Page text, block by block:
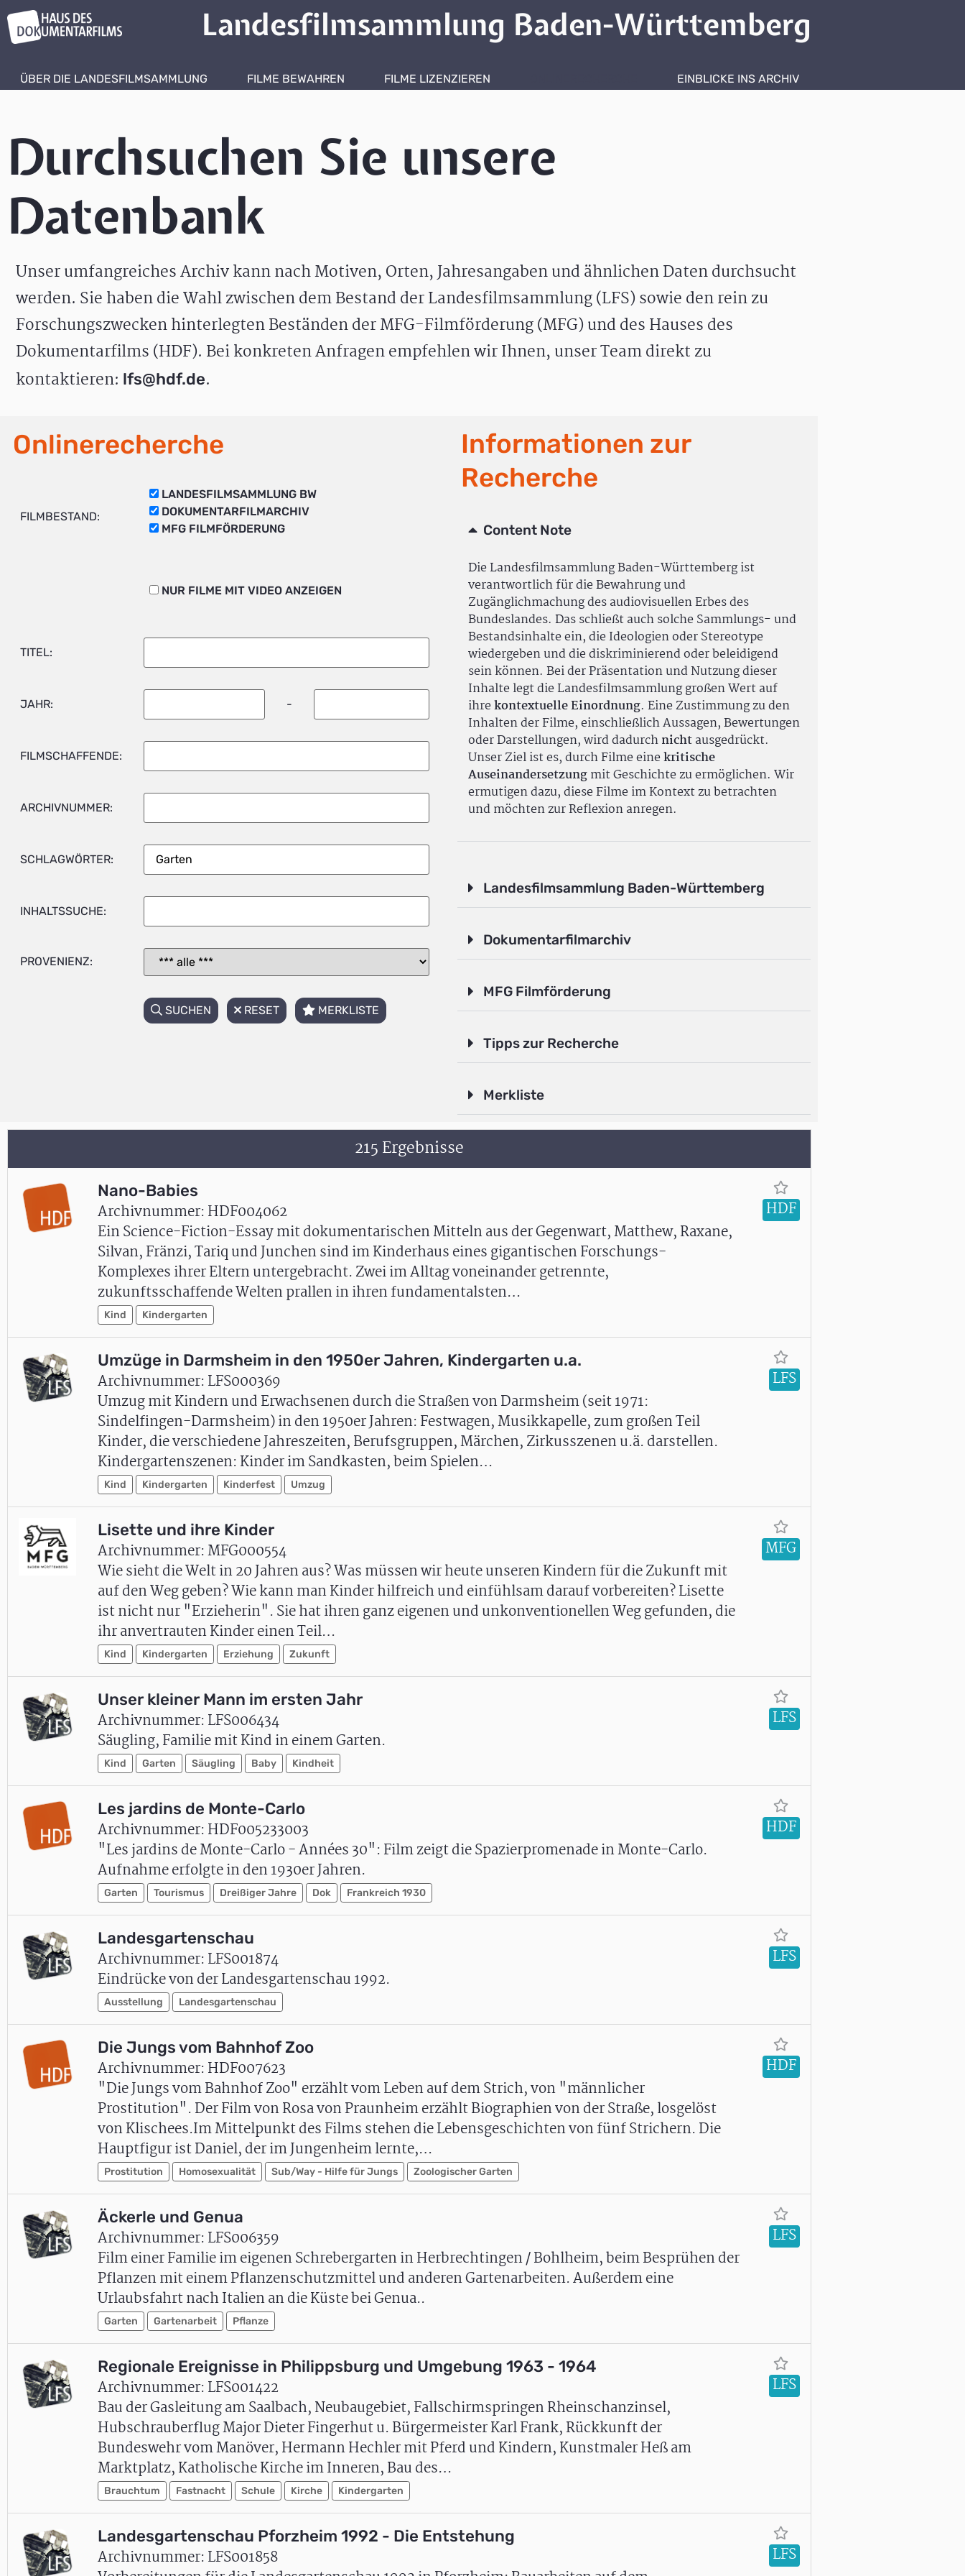
Landesfilmsammlung Baden-Württemberg
ÜBER DIE LANDESFILMSAMMLUNG FILME BEWAHREN FILME LIZENZIEREN EINBLICKE INS ARCHIV
Durchsuchen Sie unsere
Datenbank
Unser umfangreiches Archiv kann nach Motiven, Orten, Jahresangaben und ähnlichen Daten durchsucht
werden. Sie haben die Wahl zwischen dem Bestand der Landesfilmsammlung (LFS) sowie den rein zu
Forschungszwecken hinterlegten Beständen der MFG-Filmförderung (MFG) und des Hauses des
Dokumentarfilms (HDF). Bei konkreten Anfragen empfehlen wir Ihnen, unser Team direkt zu
kontaktieren: lfs@hdf.de.
Onlinerecherche
FILMBESTAND:
LANDESFILMSAMMLUNG BW
DOKUMENTARFILMARCHIV
MFG FILMFÖRDERUNG
NUR FILME MIT VIDEO ANZEIGEN
TITEL:
JAHR: -
FILMSCHAFFENDE:
ARCHIVNUMMER:
SCHLAGWÖRTER:
INHALTSSUCHE:
PROVENIENZ:
SUCHEN RESET MERKLISTE
Informationen zur
Recherche
Content Note
Die Landesfilmsammlung Baden-Württemberg ist
verantwortlich für die Bewahrung und
Zugänglichmachung des audiovisuellen Erbes des
Bundeslandes. Das schließt auch solche Sammlungs- und
Bestandsinhalte ein, die Ideologien oder Stereotype
wiedergeben und die diskriminierend oder beleidigend
sein können. Bei der Präsentation und Nutzung dieser
Inhalte legt die Landesfilmsammlung großen Wert auf
ihrekontextuelle Einordnung. Eine Zustimmung zu den
Inhalten der Filme, einschließlich Aussagen, Bewertungen
oder Darstellungen, wird dadurchnichtausgedrückt.
Unser Ziel ist es, durch Filme einekritische
Auseinandersetzungmit Geschichte zu ermöglichen. Wir
ermutigen dazu, diese Filme im Kontext zu betrachten
und möchten zur Reflexion anregen.
Landesfilmsammlung Baden-Württemberg
Dokumentarfilmarchiv
MFG Filmförderung
Tipps zur Recherche
Merkliste
215 Ergebnisse
Nano-Babies
Archivnummer: HDF004062
Ein Science-Fiction-Essay mit dokumentarischen Mitteln aus der Gegenwart, Matthew, Raxane,
Silvan, Fränzi, Tariq und Junchen sind im Kinderhaus eines gigantischen Forschungs-
Komplexes ihrer Eltern untergebracht. Zwei im Alltag voneinander getrennte,
zukunftsschaffende Welten prallen in ihren fundamentalsten…
Kind Kindergarten
HDF
Umzüge in Darmsheim in den 1950er Jahren, Kindergarten u.a.
Archivnummer: LFS000369
Umzug mit Kindern und Erwachsenen durch die Straßen von Darmsheim (seit 1971:
Sindelfingen-Darmsheim) in den 1950er Jahren: Festwagen, Musikkapelle, zum großen Teil
Kinder, die verschiedene Jahreszeiten, Berufsgruppen, Märchen, Zirkusszenen u.ä. darstellen.
Kindergartenszenen: Kinder im Sandkasten, beim Spielen…
Kind Kindergarten Kinderfest Umzug
LFS
Lisette und ihre Kinder
Archivnummer: MFG000554
Wie sieht die Welt in 20 Jahren aus? Was müssen wir heute unseren Kindern für die Zukunft mit
auf den Weg geben? Wie kann man Kinder hilfreich und einfühlsam darauf vorbereiten? Lisette
ist nicht nur "Erzieherin". Sie hat ihren ganz eigenen und unkonventionellen Weg gefunden, die
ihr anvertrauten Kinder einen Teil…
Kind Kindergarten Erziehung Zukunft
MFG
Unser kleiner Mann im ersten Jahr
Archivnummer: LFS006434
Säugling, Familie mit Kind in einem Garten.
Kind Garten Säugling Baby Kindheit
LFS
Les jardins de Monte-Carlo
Archivnummer: HDF005233003
"Les jardins de Monte-Carlo - Années 30": Film zeigt die Spazierpromenade in Monte-Carlo.
Aufnahme erfolgte in den 1930er Jahren.
Garten Tourismus Dreißiger Jahre Dok Frankreich 1930
HDF
Landesgartenschau
Archivnummer: LFS001874
Eindrücke von der Landesgartenschau 1992.
Ausstellung Landesgartenschau
LFS
Die Jungs vom Bahnhof Zoo
Archivnummer: HDF007623
"Die Jungs vom Bahnhof Zoo" erzählt vom Leben auf dem Strich, von "männlicher
Prostitution". Der Film von Rosa von Praunheim erzählt Biographien von der Straße, losgelöst
von Klischees.Im Mittelpunkt des Films stehen die Lebensgeschichten von fünf Strichern. Die
Hauptfigur ist Daniel, der im Jungenheim lernte,…
Prostitution Homosexualität Sub/Way - Hilfe für Jungs Zoologischer Garten
HDF
Äckerle und Genua
Archivnummer: LFS006359
Film einer Familie im eigenen Schrebergarten in Herbrechtingen / Bohlheim, beim Besprühen der
Pflanzen mit einem Pflanzenschutzmittel und anderen Gartenarbeiten. Außerdem eine
Urlaubsfahrt nach Italien an die Küste bei Genua..
Garten Gartenarbeit Pflanze
LFS
Regionale Ereignisse in Philippsburg und Umgebung 1963 - 1964
Archivnummer: LFS001422
Bau der Gasleitung am Saalbach, Neubaugebiet, Fallschirmspringen Rheinschanzinsel,
Hubschrauberflug Major Dieter Fingerhut u. Bürgermeister Karl Frank, Rückkunft der
Bundeswehr vom Manöver, Hermann Hechler mit Pferd und Kindern, Kunstmaler Heß am
Marktplatz, Katholische Kirche im Inneren, Bau des…
Brauchtum Fastnacht Schule Kirche Kindergarten
LFS
Landesgartenschau Pforzheim 1992 - Die Entstehung
Archivnummer: LFS001858
LFS